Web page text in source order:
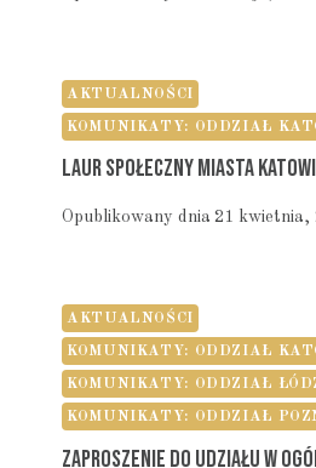
AKTUALNOŚCI
KOMUNIKATY: ODDZIAŁ
Laur Społeczny Miasta
Opublikowany dnia 21 kwietnia,
AKTUALNOŚCI
KOMUNIKATY: ODDZIAŁ
KOMUNIKATY: ODDZIAŁ
KOMUNIKATY: ODDZIAŁ
Zaproszenie Do Udziału W